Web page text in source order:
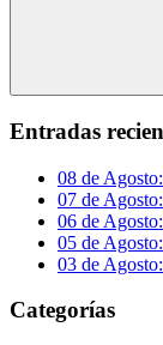
Entradas
08 de
07 de
06 de
05 de
03 de
Categorías